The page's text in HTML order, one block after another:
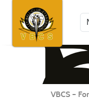
VBCS –
Panneau de gestion des